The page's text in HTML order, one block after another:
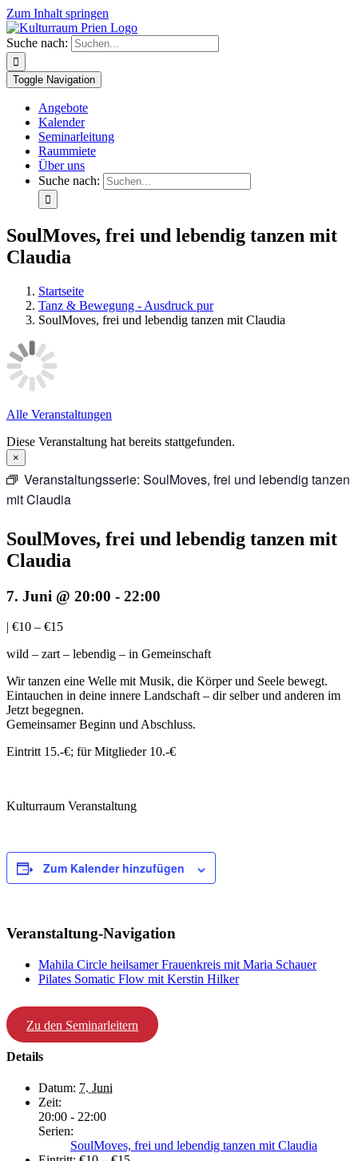
Zum Inhalt springen
Suche nach:
Toggle Navigation
Angebote
Kalender
Seminarleitung
Raummiete
Über uns
Suche nach:
SoulMoves, frei und lebendig tanzen mit
Claudia
Startseite
Tanz & Bewegung - Ausdruck pur
SoulMoves, frei und lebendig tanzen mit Claudia
Alle Veranstaltungen
Diese Veranstaltung hat bereits stattgefunden.
×
Veranstaltungsserie: SoulMoves, frei und lebendig tanzen
mit Claudia
SoulMoves, frei und lebendig tanzen mit
Claudia
7. Juni @ 20:00 - 22:00
| €10 – €15
wild – zart – lebendig – in Gemeinschaft
Wir tanzen eine Welle mit Musik, die Körper und Seele bewegt.
Eintauchen in deine innere Landschaft – dir selber und anderen im
Jetzt begegnen.
Gemeinsamer Beginn und Abschluss.
Eintritt 15.-€; für Mitglieder 10.-€
Kulturraum Veranstaltung
Zum Kalender hinzufügen
Veranstaltung-Navigation
Mahila Circle heilsamer Frauenkreis mit Maria Schauer
Pilates Somatic Flow mit Kerstin Hilker
Zu den Seminarleitern
Details
Datum: 7. Juni
Zeit:
20:00 - 22:00
Serien:
SoulMoves, frei und lebendig tanzen mit Claudia